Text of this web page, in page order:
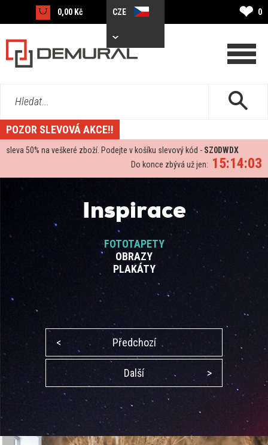
0,00 Kč CZE ❤ 0
Hledat...
POZOR SLEVOVÁ AKCE!!
sleva 50% na veškeré zboží. Podejte v košíku slevový kód - SZ0DWDX
15:14:02
Do konce zbývá už jen:
Inspirace
FOTOTAPETY
OBRAZY
PLAKÁTY
< Předchozí
Další >